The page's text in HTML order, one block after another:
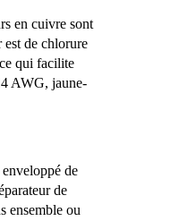
en cuivre sont
de chlorure
qui facilite
AWG, jaune-
de
de
ensemble ou